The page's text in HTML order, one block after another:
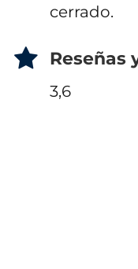
cerrado.
Reseñas
3,6